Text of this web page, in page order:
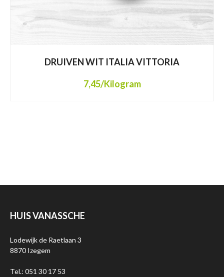
DRUIVEN WIT ITALIA VITTORIA
7,45/Kilogram
HUIS VANASSCHE
Lodewijk de Raetlaan 3
8870 Izegem
Tel.: 051 30 17 53